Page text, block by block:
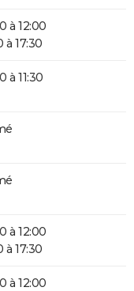
à 12:00
à 17:30
à 11:30
à 12:00
à 17:30
à 12:00